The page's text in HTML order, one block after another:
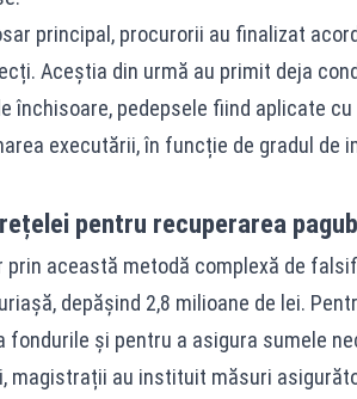
principal, procurorii au finalizat
Aceștia din urmă au primit deja
închisoare, pedepsele fiind aplicate cu
executării, în funcție de gradul de
pentru recuperarea
această metodă complexă de
depășind 2,8 milioane de lei.
și pentru a asigura sumele
magistrații au instituit măsuri